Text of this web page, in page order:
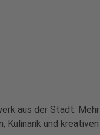
aus der Stadt. Mehr
Kulinarik und kreativen